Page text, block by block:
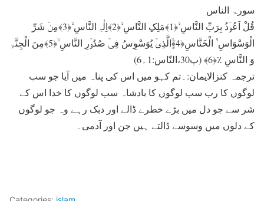
سورۃ الناس
قُلْ اَعُوۡذُ بِرَبِّ النَّاسِ ۙ﴿1﴾مَلِکِ النَّاسِ ۙ﴿2﴾اِلٰہِ النَّاسِ ۙ﴿3﴾مِنۡ شَرِّ
الْوَسْوَاسِ ۬ۙ الْخَنَّاسِ﴿4﴾۪ۙالَّذِیۡ یُوَسْوِسُ فِیۡ صُدُوۡرِ النَّاسِ ۙ﴿5﴾مِنَ الْجِنَّۃِ
وَ النَّاسِ ٪﴿6﴾ (پ30،النّاس:1۔6)
ترجمہ کنزالایمان:۔تم کہو میں اس کی پناہ میں آیا جو سب
لوگوں کا رب سب لوگوں کا بادشاہ سب لوگوں کا خدا اس کے
شر سے جو دل میں بڑے خطرے ڈالے اور دبک رہے وہ جو لوگوں
کے دلوں میں وسوسے ڈالتے ہیں جن اور آدمی۔